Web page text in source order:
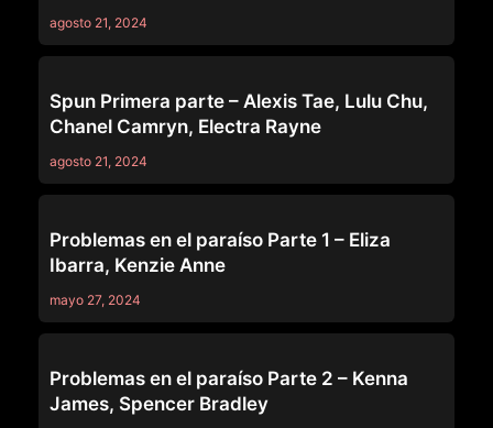
agosto 21, 2024
Spun Primera parte – Alexis Tae, Lulu Chu,
Chanel Camryn, Electra Rayne
agosto 21, 2024
Problemas en el paraíso Parte 1 – Eliza
Ibarra, Kenzie Anne
mayo 27, 2024
Problemas en el paraíso Parte 2 – Kenna
James, Spencer Bradley